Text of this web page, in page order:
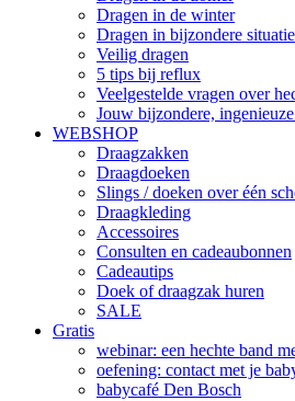
Dragen in de winter
Dragen in bijzondere
Veilig dragen
5 tips bij reflux
Veelgestelde vragen over
Jouw bijzondere,
WEBSHOP
Draagzakken
Draagdoeken
Slings / doeken over één
Draagkleding
Accessoires
Consulten en cadeaubonnen
Cadeautips
Doek of draagzak huren
SALE
Gratis
webinar: een hechte band
oefening: contact met je
babycafé Den Bosch